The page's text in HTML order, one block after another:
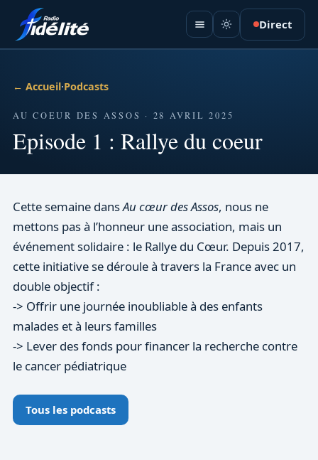
Direct
← Accueil·Podcasts
AU COEUR DES ASSOS · 28 AVRIL 2025
Episode 1 : Rallye du coeur
Cette semaine dansAu cœur des Assos, nous ne
mettons pas à l’honneur une association, mais un
événement solidaire : le Rallye du Cœur. Depuis 2017,
cette initiative se déroule à travers la France avec un
double objectif :
-> Offrir une journée inoubliable à des enfants
malades et à leurs familles
-> Lever des fonds pour financer la recherche contre
le cancer pédiatrique
Tous les podcasts